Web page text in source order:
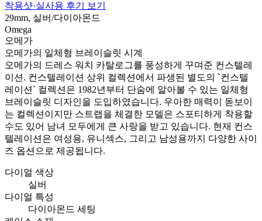
착용샷·실사용 후기 보기
29mm, 실버/다이아몬드
Omega
오메가
오메가의 일체형 브레이슬릿 시계
오메가의 드레스 워치 카탈로그를 풍성하게 꾸며준 컨스텔레
이션. 컨스텔레이션 상위 컬렉션에서 파생된 별도의 `컨스텔
레이션` 컬렉션은 1982년부터 단숨에 알아볼 수 있는 일체형
브레이슬릿 디자인을 도입하였습니다. 우아한 매력이 돋보이
는 컬렉션이지만 스트랩을 체결한 모델은 스포티하게 착용할
수도 있어 남녀 모두에게 큰 사랑을 받고 있습니다. 현재 컨스
텔레이션은 여성용, 유니섹스, 그리고 남성용까지 다양한 사이
즈 옵션으로 제공됩니다.
다이얼 색상
실버
다이얼 특성
다이아몬드 세팅